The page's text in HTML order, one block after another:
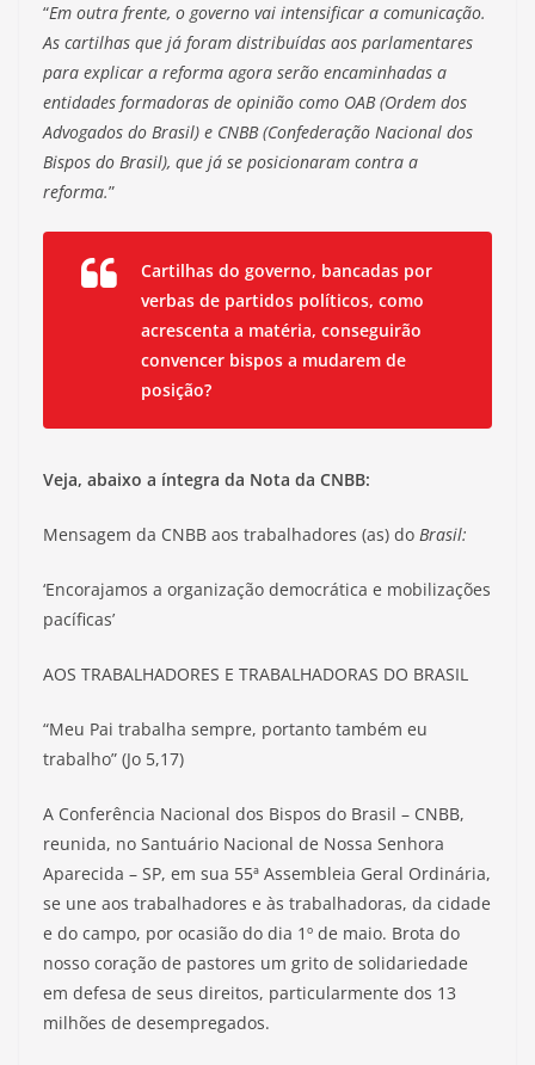
“Em outra frente, o governo vai intensificar a comunicação.
As cartilhas que já foram distribuídas aos parlamentares
para explicar a reforma agora serão encaminhadas a
entidades formadoras de opinião como OAB (Ordem dos
Advogados do Brasil) e CNBB (Confederação Nacional dos
Bispos do Brasil), que já se posicionaram contra a
reforma.”
Cartilhas do governo, bancadas por
verbas de partidos políticos, como
acrescenta a matéria, conseguirão
convencer bispos a mudarem de
posição?
Veja, abaixo a íntegra da Nota da CNBB:
Mensagem da CNBB aos trabalhadores (as) do Brasil:
‘Encorajamos a organização democrática e mobilizações
pacíficas’
AOS TRABALHADORES E TRABALHADORAS DO BRASIL
“Meu Pai trabalha sempre, portanto também eu
trabalho” (Jo 5,17)
A Conferência Nacional dos Bispos do Brasil – CNBB,
reunida, no Santuário Nacional de Nossa Senhora
Aparecida – SP, em sua 55ª Assembleia Geral Ordinária,
se une aos trabalhadores e às trabalhadoras, da cidade
e do campo, por ocasião do dia 1º de maio. Brota do
nosso coração de pastores um grito de solidariedade
em defesa de seus direitos, particularmente dos 13
milhões de desempregados.